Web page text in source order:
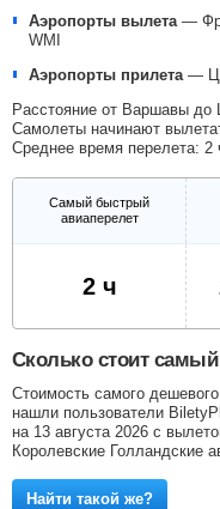
Аэропорты вылета —
WMI
Аэропорты прилета —
Расстояние от Варшавы до
Самолеты начинают
Среднее время перелета: 2
Самый быстрый
авиаперелет
2 ч
Сколько стоит
Стоимость самого
нашли пользователи
на 13 августа 2026 с
Королевские Голландские
Найти такой же?